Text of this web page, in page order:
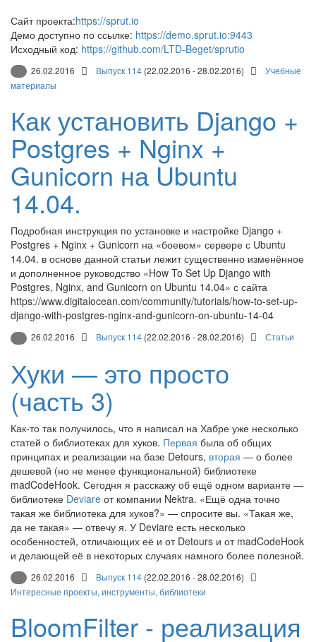
Сайт проекта:https://sprut.io
Демо доступно по ссылке: https://demo.sprut.io:9443
Исходный код: https://github.com/LTD-Beget/sprutio
26.02.2016 Выпуск 114 (22.02.2016 - 28.02.2016)
Учебные
материалы
Как установить Django +
Postgres + Nginx +
Gunicorn на Ubuntu
14.04.
Подробная инструкция по установке и настройке Django +
Postgres + Nginx + Gunicorn на «боевом» сервере с Ubuntu
14.04. в основе данной статьи лежит существенно изменённое
и дополненное руководство «How To Set Up Django with
Postgres, Nginx, and Gunicorn on Ubuntu 14.04» с сайта
https://www.digitalocean.com/community/tutorials/how-to-set-up-
django-with-postgres-nginx-and-gunicorn-on-ubuntu-14-04
26.02.2016 Выпуск 114 (22.02.2016 - 28.02.2016) Статьи
Хуки — это просто
(часть 3)
Как-то так получилось, что я написал на Хабре уже несколько
статей о библиотеках для хуков. Первая была об общих
принципах и реализации на базе Detours, вторая — о более
дешевой (но не менее функциональной) библиотеке
madCodeHook. Сегодня я расскажу об ещё одном варианте —
библиотеке Deviare от компании Nektra. «Ещё одна точно
такая же библиотека для хуков?» — спросите вы. «Такая же,
да не такая» — отвечу я. У Deviare есть несколько
особенностей, отличающих её и от Detours и от madCodeHook
и делающей её в некоторых случаях намного более полезной.
26.02.2016 Выпуск 114 (22.02.2016 - 28.02.2016)
Интересные проекты, инструменты, библиотеки
BloomFilter - реализация